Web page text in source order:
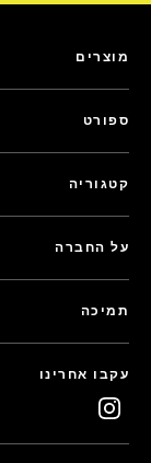
מוצרים
ספורט
קטגוריה
על החברה
תמיכה
עקבו אחרינו